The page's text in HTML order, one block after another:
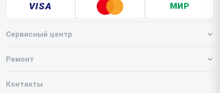
VISA МИР
Сервисный центр
О нашем сервисе
Ремонт
Iphone
Контакты